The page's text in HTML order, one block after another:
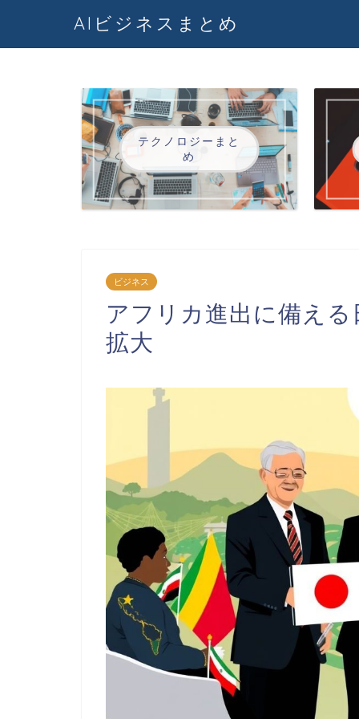
AIビジネスまとめ
テクノロジーまと
め
ビジネス
アフリカ進出に備え
拡大